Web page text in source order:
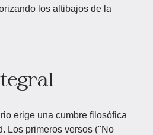
los altibajos de la
erige una cumbre filosófica
Los primeros versos ("No